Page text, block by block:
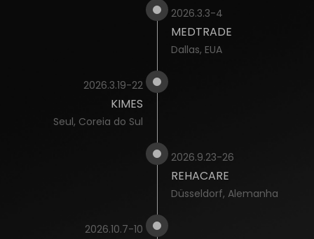
2026.3.3-4
MEDTRADE
Dallas, EUA
2026.3.19-22
KIMES
Seul, Coreia do Sul
2026.9.23-26
REHACARE
Düsseldorf, Alemanha
2026.10.7-10